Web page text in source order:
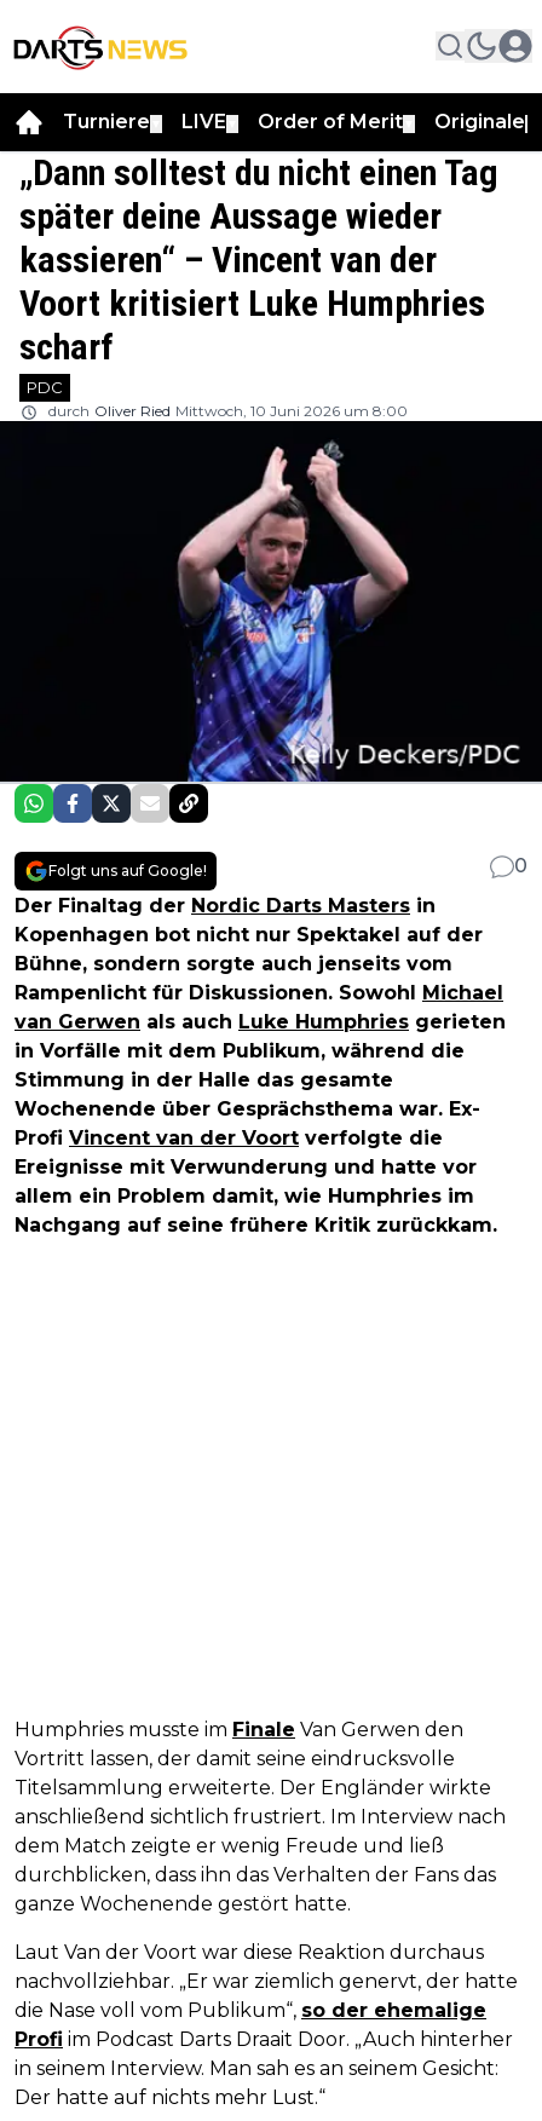
Turniere LIVE Order of Merit Originale
„Dann solltest du nicht einen Tag
später deine Aussage wieder
kassieren“ – Vincent van der
Voort kritisiert Luke Humphries
scharf
PDC
durch Oliver Ried Mittwoch, 10 Juni 2026 um 8:00
Folgt uns auf Google!
0
Der Finaltag der Nordic Darts Masters in
Kopenhagen bot nicht nur Spektakel auf der
Bühne, sondern sorgte auch jenseits vom
Rampenlicht für Diskussionen. Sowohl
Michael
van Gerwen als auch Luke Humphries gerieten
in Vorfälle mit dem Publikum, während die
Stimmung in der Halle das gesamte
Wochenende über Gesprächsthema war. Ex-
Profi Vincent van der Voort verfolgte die
Ereignisse mit Verwunderung und hatte vor
allem ein Problem damit, wie Humphries im
Nachgang auf seine frühere Kritik zurückkam.
Humphries musste im Finale Van Gerwen den
Vortritt lassen, der damit seine eindrucksvolle
Titelsammlung erweiterte. Der Engländer wirkte
anschließend sichtlich frustriert. Im Interview nach
dem Match zeigte er wenig Freude und ließ
durchblicken, dass ihn das Verhalten der Fans das
ganze Wochenende gestört hatte.
Laut Van der Voort war diese Reaktion durchaus
nachvollziehbar. „Er war ziemlich genervt, der hatte
die Nase voll vom Publikum“, so der ehemalige
Profi im Podcast Darts Draait Door. „Auch hinterher
in seinem Interview. Man sah es an seinem Gesicht:
Der hatte auf nichts mehr Lust.“